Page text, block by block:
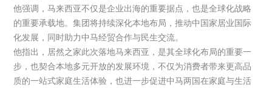
他强调，马来西亚不仅是企业出海的重要据点，也是全球化战略
的重要承载地。集团将持续深化本地布局，推动中国家居业国际
化发展，同时助力中马经贸合作与民生交流。
他指出，居然之家此次落地马来西亚，是其全球化布局的重要一
步，也契合本地多元开放的发展环境，不仅为消费者带来更高品
质的一站式家庭生活体验，也进一步促进中马两国在家庭与生活